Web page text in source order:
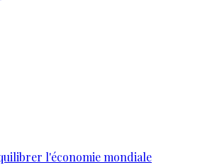
l'économie mondiale